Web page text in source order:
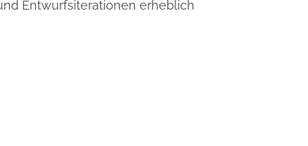
Entwurfsiterationen erheblich